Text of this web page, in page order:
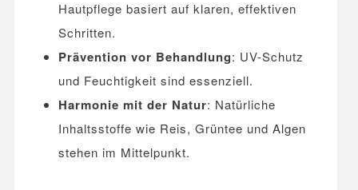
Hautpflege basiert auf klaren, effektiven
Schritten.
Prävention vor Behandlung: UV-Schutz
und Feuchtigkeit sind essenziell.
Harmonie mit der Natur: Natürliche
Inhaltsstoffe wie Reis, Grüntee und Algen
stehen im Mittelpunkt.